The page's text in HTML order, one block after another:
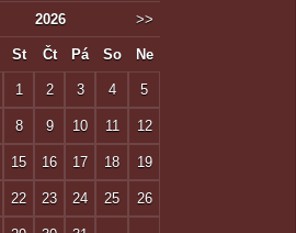
2026 >>
St Čt Pá So Ne
1 2 3 4 5
8 9 10 11 12
15 16 17 18 19
22 23 24 25 26